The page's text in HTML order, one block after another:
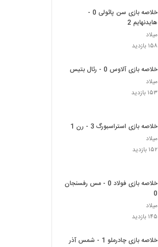
خلاصه بازی سن پائولی 0 -
هایدنهایم 2
میلاد
۱۵۸ بازدید
خلاصه بازی آلاوس 0 - رئال بتیس 0
میلاد
۱۵۳ بازدید
خلاصه بازی استراسبورگ 3 - رن 1
میلاد
۱۵۲ بازدید
خلاصه بازی فولاد 0 - مس رفسنجان
0
میلاد
۱۴۵ بازدید
خلاصه بازی چادرملو 1 - شمس آذر 1